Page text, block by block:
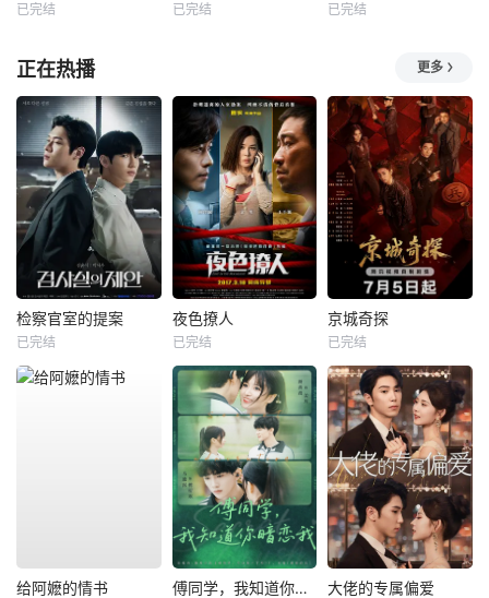
已完结 已完结 已完结
正在热播 更多
检察官室的提案
已完结
夜色撩人
已完结
京城奇探
已完结
给阿嬷的情书 傅同学，我知道你暗恋我 大佬的专属偏爱